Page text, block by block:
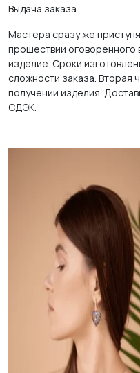
Выдача заказа
Мастера сразу же
прошествии оговоренного
изделие. Сроки
сложности заказа. Вторая
получении изделия.
СДЭК.